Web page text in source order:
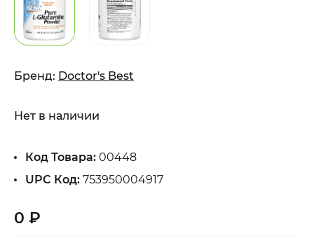
0 ₽
Бренд: Doctor's Best
Нет в наличии
Код Товара: 00448
UPC Код: 753950004917